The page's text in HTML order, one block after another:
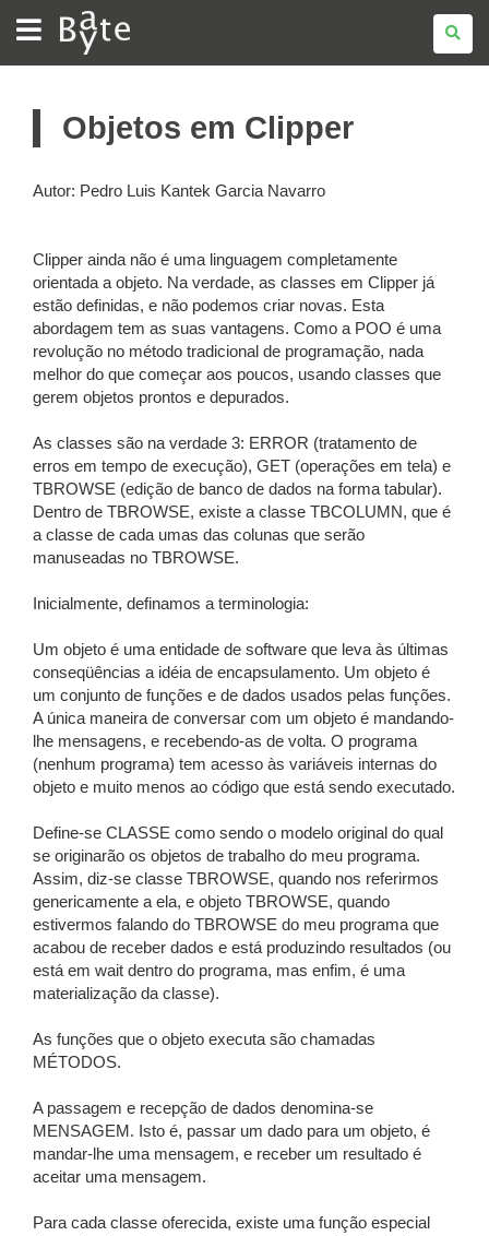
BATE
BYTE
Objetos em Clipper
Autor: Pedro Luis Kantek Garcia Navarro
Clipper ainda não é uma linguagem completamente
orientada a objeto. Na verdade, as classes em Clipper já
estão definidas, e não podemos criar novas. Esta
abordagem tem as suas vantagens. Como a POO é uma
revolução no método tradicional de programação, nada
melhor do que começar aos poucos, usando classes que
gerem objetos prontos e depurados.
As classes são na verdade 3: ERROR (tratamento de
erros em tempo de execução), GET (operações em tela) e
TBROWSE (edição de banco de dados na forma tabular).
Dentro de TBROWSE, existe a classe TBCOLUMN, que é
a classe de cada umas das colunas que serão
manuseadas no TBROWSE.
Inicialmente, definamos a terminologia:
Um objeto é uma entidade de software que leva às últimas
conseqüências a idéia de encapsulamento. Um objeto é
um conjunto de funções e de dados usados pelas funções.
A única maneira de conversar com um objeto é mandando-
lhe mensagens, e recebendo-as de volta. O programa
(nenhum programa) tem acesso às variáveis internas do
objeto e muito menos ao código que está sendo executado.
Define-se CLASSE como sendo o modelo original do qual
se originarão os objetos de trabalho do meu programa.
Assim, diz-se classe TBROWSE, quando nos referirmos
genericamente a ela, e objeto TBROWSE, quando
estivermos falando do TBROWSE do meu programa que
acabou de receber dados e está produzindo resultados (ou
está em wait dentro do programa, mas enfim, é uma
materialização da classe).
As funções que o objeto executa são chamadas
MÉTODOS.
A passagem e recepção de dados denomina-se
MENSAGEM. Isto é, passar um dado para um objeto, é
mandar-lhe uma mensagem, e receber um resultado é
aceitar uma mensagem.
Para cada classe oferecida, existe uma função especial